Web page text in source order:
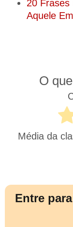
20 Frases
Aquele
O
Média da
Entre